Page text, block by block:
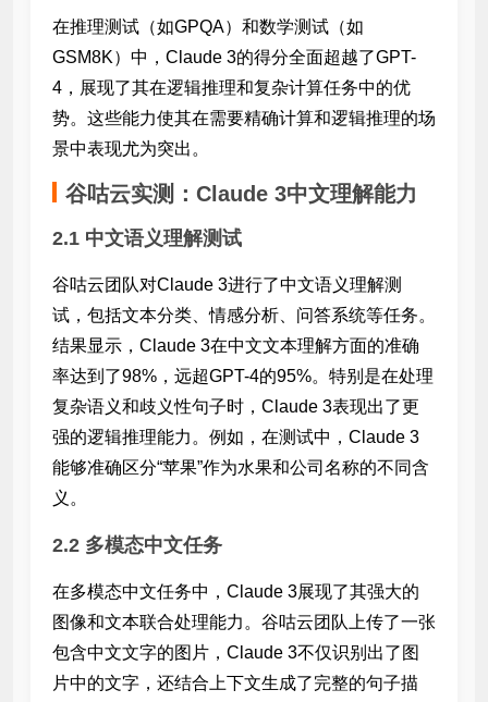
在推理测试（如GPQA）和数学测试（如
GSM8K）中，Claude 3的得分全面超越了GPT-
4，展现了其在逻辑推理和复杂计算任务中的优
势。这些能力使其在需要精确计算和逻辑推理的场
景中表现尤为突出。
谷咕云实测：Claude 3中文理解能力
2.1 中文语义理解测试
谷咕云团队对Claude 3进行了中文语义理解测
试，包括文本分类、情感分析、问答系统等任务。
结果显示，Claude 3在中文文本理解方面的准确
率达到了98%，远超GPT-4的95%。特别是在处理
复杂语义和歧义性句子时，Claude 3表现出了更
强的逻辑推理能力。例如，在测试中，Claude 3
能够准确区分“苹果”作为水果和公司名称的不同含
义。
2.2 多模态中文任务
在多模态中文任务中，Claude 3展现了其强大的
图像和文本联合处理能力。谷咕云团队上传了一张
包含中文文字的图片，Claude 3不仅识别出了图
片中的文字，还结合上下文生成了完整的句子描